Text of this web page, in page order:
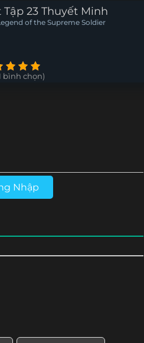
Tập 23 Thuyết Minh
of the Supreme Soldier
bình chọn)
Nhập